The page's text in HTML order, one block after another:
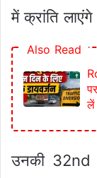
में क्रांति लाएंगे
Also Read
लें
उनकी 32nd